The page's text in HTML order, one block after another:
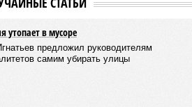
динамичный и зрелищный
приоритетных спортивных
Чувашской Республики. Кроме
уже имеет опыт выхода на
входило в программу I и II